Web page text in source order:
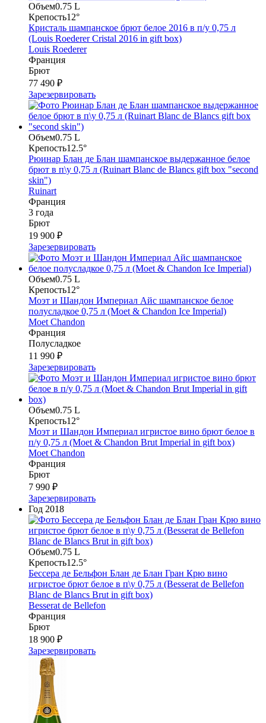
Объем0.75 L
Крепость12°
Кристаль шампанское брют белое 2016 в п/у 0,75 л
(Louis Roederer Cristal 2016 in gift box)
Louis Roederer
Франция
Брют
77 490 ₽
Зарезервировать
Объем0.75 L
Крепость12.5°
Рюинар Блан де Блан шампанское выдержанное белое
брют в п\у 0,75 л (Ruinart Blanc de Blancs gift box "second
skin")
Ruinart
Франция
3 года
Брют
19 900 ₽
Зарезервировать
Объем0.75 L
Крепость12°
Моэт и Шандон Империал Айс шампанское белое
полусладкое 0,75 л (Moet & Chandon Ice Imperial)
Moet Chandon
Франция
Полусладкое
11 990 ₽
Зарезервировать
Объем0.75 L
Крепость12°
Моэт и Шандон Империал игристое вино брют белое в
п/у 0,75 л (Moet & Chandon Brut Imperial in gift box)
Moet Chandon
Франция
Брют
7 990 ₽
Зарезервировать
Год 2018
Объем0.75 L
Крепость12.5°
Бессера де Бельфон Блан де Блан Гран Крю вино
игристое брют белое в п\у 0,75 л (Besserat de Bellefon
Blanc de Blancs Brut in gift box)
Besserat de Bellefon
Франция
Брют
18 900 ₽
Зарезервировать